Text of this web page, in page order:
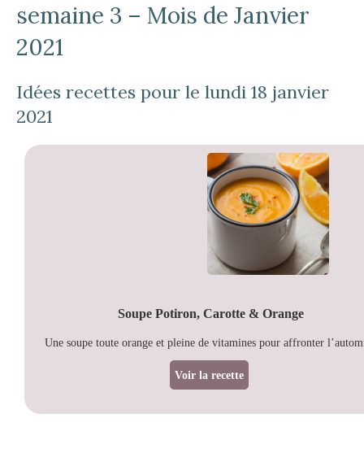
semaine 3 – Mois de Janvier
2021
Idées recettes pour le lundi 18 janvier
2021
Soupe Potiron, Carotte & Orange
Une soupe toute orange et pleine de vitamines pour affronter
Voir la recette